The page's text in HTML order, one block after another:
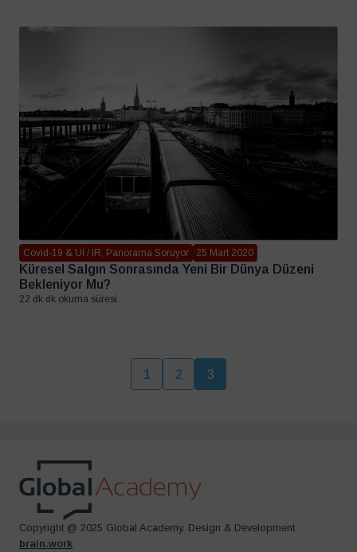
Covid-19 & Uİ / IR, Panorama Soruyor 25 Mart 2020
Küresel Salgın Sonrasında Yeni Bir Dünya Düzeni
Bekleniyor Mu?
22 dk dk okuma süresi
1 2 3
Copyright @ 2025 Global Academy. Design & Development
brain.work